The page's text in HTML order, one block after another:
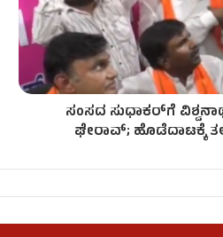
ಖಾತೆ? ಇಲ್ಲಿದೆ ಸಂಭಾವ್ಯ ಪಟ್ಟಿ!
ಸಂಸದ ಸುಧಾಕರ್‌ಗೆ
ಘೇರಾವ್; ಹೊಡೆದಾಟಕ್ಕೆ